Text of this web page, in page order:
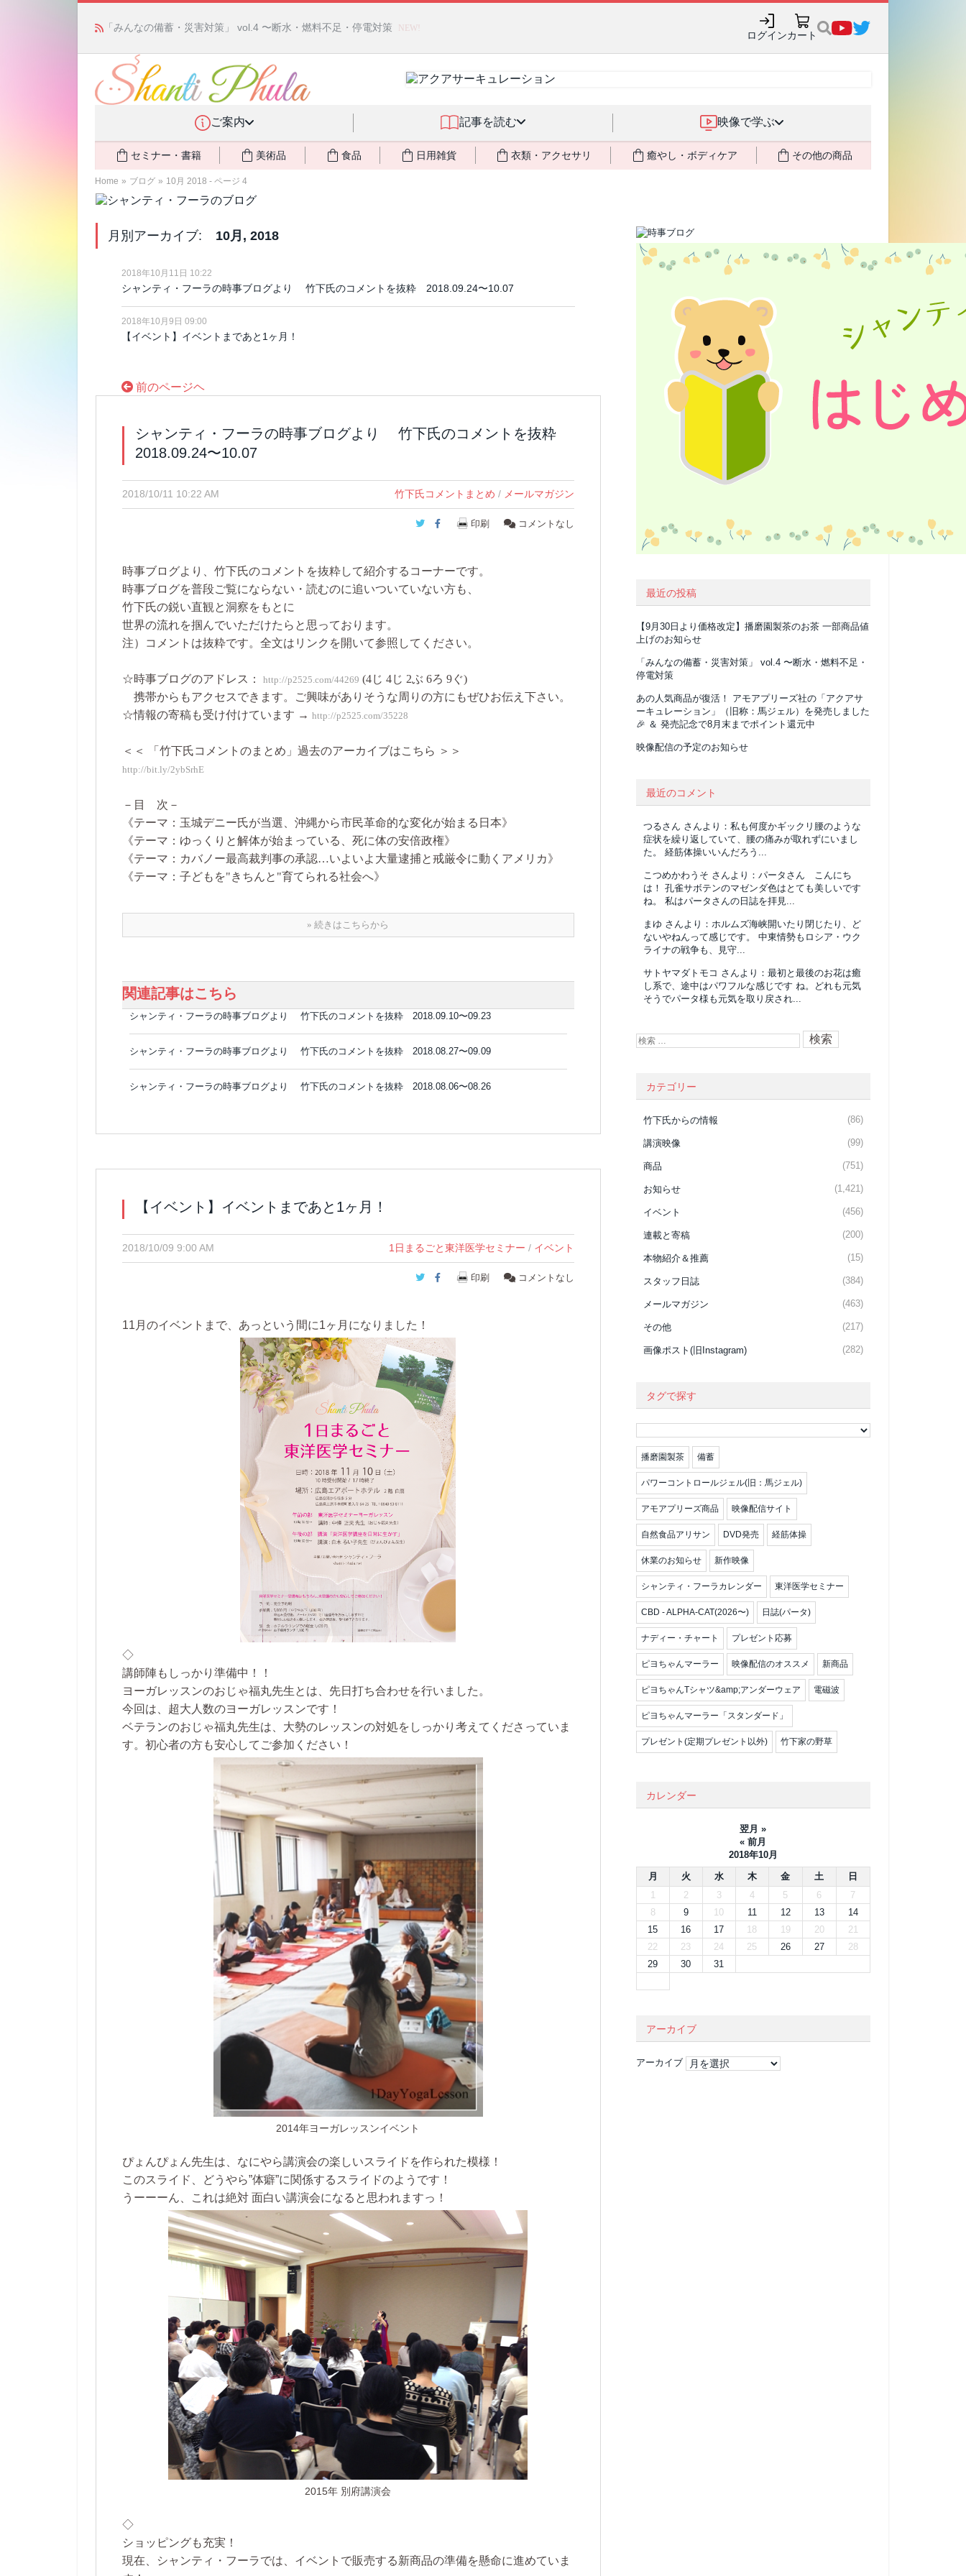
「みんなの備蓄・災害対策」 vol.4 〜断水・燃料不足・停電対策 NEW!
ログインカート
ご案内 記事を読む 映像で学ぶ
セミナー・書籍 美術品 食品 日用雑貨 衣類・アクセサリ 癒やし・ボディケア その他の商品
Home » ブログ » 10月 2018 - ページ 4
月別アーカイブ: 10月, 2018
2018年10月11日 10:22
シャンティ・フーラの時事ブログより 竹下氏のコメントを抜粋 2018.09.24〜10.07
2018年10月9日 09:00
【イベント】イベントまであと1ヶ月！
前のページヘ
シャンティ・フーラの時事ブログより 竹下氏のコメントを抜粋
2018.09.24〜10.07
2018/10/11 10:22 AM 竹下氏コメントまとめ / メールマガジン
Twitter
Facebook
印刷 コメントなし
時事ブログより、竹下氏のコメントを抜粋して紹介するコーナーです。
時事ブログを普段ご覧にならない・読むのに追いついていない方も、
竹下氏の鋭い直観と洞察をもとに
世界の流れを掴んでいただけたらと思っております。
注）コメントは抜粋です。全文はリンクを開いて参照してください。
☆時事ブログのアドレス： http://p2525.com/44269 (4じ 4じ 2ぶ 6ろ 9ぐ)
携帯からもアクセスできます。ご興味がありそうな周りの方にもぜひお伝え下さい。
☆情報の寄稿も受け付けています → http://p2525.com/35228
＜＜ 「竹下氏コメントのまとめ」過去のアーカイブはこちら ＞＞
http://bit.ly/2ybSrhE
－目 次－
《テーマ：玉城デニー氏が当選、沖縄から市民革命的な変化が始まる日本》
《テーマ：ゆっくりと解体が始まっている、死に体の安倍政権》
《テーマ：カバノー最高裁判事の承認…いよいよ大量逮捕と戒厳令に動くアメリカ》
《テーマ：子どもを"きちんと"育てられる社会へ》
» 続きはこちらから
関連記事はこちら
シャンティ・フーラの時事ブログより 竹下氏のコメントを抜粋 2018.09.10〜09.23
シャンティ・フーラの時事ブログより 竹下氏のコメントを抜粋 2018.08.27〜09.09
シャンティ・フーラの時事ブログより 竹下氏のコメントを抜粋 2018.08.06〜08.26
【イベント】イベントまであと1ヶ月！
2018/10/09 9:00 AM 1日まるごと東洋医学セミナー / イベント
Twitter
Facebook
印刷 コメントなし
11月のイベントまで、あっという間に1ヶ月になりました！
◇
講師陣もしっかり準備中！！
ヨーガレッスンのおじゃ福丸先生とは、先日打ち合わせを行いました。
今回は、超大人数のヨーガレッスンです！
ベテランのおじゃ福丸先生は、大勢のレッスンの対処をしっかり考えてくださっていま
す。初心者の方も安心してご参加ください！
2014年ヨーガレッスンイベント
ぴょんぴょん先生は、なにやら講演会の楽しいスライドを作られた模様！
このスライド、どうやら”体癖”に関係するスライドのようです！
うーーーん、これは絶対 面白い講演会になると思われますっ！
2015年 別府講演会
◇
ショッピングも充実！
現在、シャンティ・フーラでは、イベントで販売する新商品の準備を懸命に進めていま
最近の投稿
【9月30日より価格改定】播磨園製茶のお茶 一部商品値
上げのお知らせ
「みんなの備蓄・災害対策」 vol.4 〜断水・燃料不足・
停電対策
あの人気商品が復活！ アモアプリーズ社の「アクアサ
ーキュレーション」（旧称：馬ジェル）を発売しました
🎉 ＆ 発売記念で8月末までポイント還元中
映像配信の予定のお知らせ
最近のコメント
つるさん さんより： 私も何度かギックリ腰のような
症状を繰り返していて、腰の痛みが取れずにいまし
た。 経筋体操いいんだろう...
こつめかわうそ さんより： パータさん こんにち
は！ 孔雀サボテンのマゼンダ色はとても美しいです
ね。 私はパータさんの日誌を拝見...
まゆ さんより： ホルムズ海峡開いたり閉じたり、ど
ないやねんって感じです。 中東情勢もロシア・ウク
ライナの戦争も、見守...
サトヤマダトモコ さんより： 最初と最後のお花は癒
し系で、途中はパワフルな感じです ね。どれも元気
そうでパータ様も元気を取り戻され...
カテゴリー
竹下氏からの情報 (86)
講演映像 (99)
商品 (751)
お知らせ (1,421)
イベント (456)
連載と寄稿 (200)
本物紹介＆推薦 (15)
スタッフ日誌 (384)
メールマガジン (463)
その他 (217)
画像ポスト(旧Instagram) (282)
タグで探す
播磨園製茶 備蓄
パワーコントロールジェル(旧：馬ジェル)
アモアプリーズ商品 映像配信サイト
自然食品アリサン DVD発売 経筋体操
休業のお知らせ 新作映像
シャンティ・フーラカレンダー 東洋医学セミナー
CBD - ALPHA-CAT(2026〜) 日誌(パータ)
ナディー・チャート プレゼント応募
ピヨちゃんマーラー 映像配信のオススメ 新商品
ピヨちゃんTシャツ&amp;アンダーウェア 電磁波
ピヨちゃんマーラー「スタンダード」
プレゼント(定期プレゼント以外) 竹下家の野草
カレンダー
翌月 »
« 前月
2018年10月
月
火 水 木 金 土
日
1
2 3 4 5 6
7
8
9 10 11 12 13
14
15
16 17 18 19 20
21
22
23 24 25 26 27
28
29
30 31
アーカイブ
アーカイブ